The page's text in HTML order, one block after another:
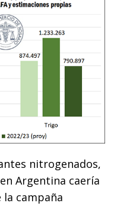
nitrogenados,
Argentina caería
la campaña